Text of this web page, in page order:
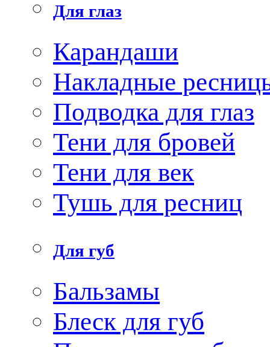
Для глаз
Карандаши
Накладные
Подводка для глаз
Тени для бровей
Тени для век
Тушь для ресниц
Для губ
Бальзамы
Блеск для губ